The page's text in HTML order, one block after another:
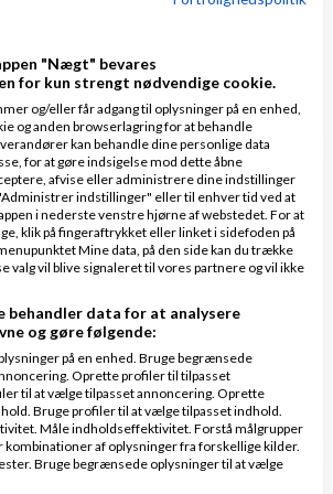
den 02-08-2026 kl.
1 svar
en side "usynlig"?
Louise,den 11-08-2007 kl.
45 svar
1 2 3 4
"Nægt" bevares
for kun strengt nødvendige cookie.
og/eller får adgang til oplysninger på en enhed,
og anden browserlagring for at behandle
kan behandle dine personlige data
for at gøre indsigelse mod dette åbne
afvise eller administrere dine indstillinger
indstillinger" eller til enhver tid ved at
i nederste venstre hjørne af webstedet. For at
klik på fingeraftrykket eller linket i sidefoden på
Mine data, på den side kan du trække
valg vil blive signaleret til vores partnere og vil ikke
behandler data for at analysere
og gøre følgende:
på en enhed. Bruge begrænsede
Oprette profiler til tilpasset
til at vælge tilpasset annoncering. Oprette
Bruge profiler til at vælge tilpasset indhold.
Måle indholdseffektivitet. Forstå målgrupper
af oplysninger fra forskellige kilder.
Bruge begrænsede oplysninger til at vælge